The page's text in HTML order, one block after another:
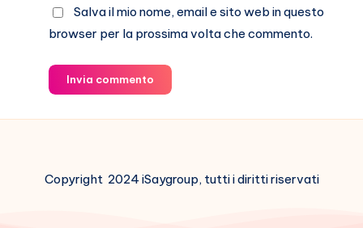
Salva il mio nome, email e sito web in questo
browser per la prossima volta che commento.
Invia commento
Copyright 2024 iSaygroup, tutti i diritti riservati